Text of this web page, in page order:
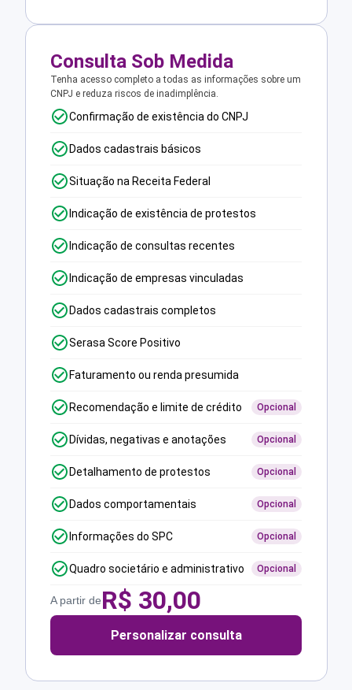
Consulta Sob Medida
Tenha acesso completo a todas as informações sobre um
CNPJ e reduza riscos de inadimplência.
Confirmação de existência do CNPJ
Dados cadastrais básicos
Situação na Receita Federal
Indicação de existência de protestos
Indicação de consultas recentes
Indicação de empresas vinculadas
Dados cadastrais completos
Serasa Score Positivo
Faturamento ou renda presumida
Recomendação e limite de crédito Opcional
Dívidas, negativas e anotações Opcional
Detalhamento de protestos Opcional
Dados comportamentais Opcional
Informações do SPC Opcional
Quadro societário e administrativo Opcional
A partir deR$ 30,00
Personalizar consulta